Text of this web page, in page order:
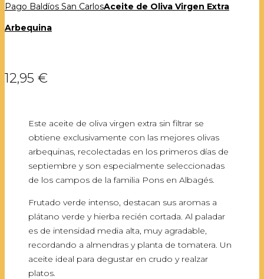
Pago Baldíos San CarlosAceite de Oliva Virgen Extra
Arbequina
12,95 €
Este aceite de oliva virgen extra sin filtrar se
obtiene exclusivamente con las mejores olivas
arbequinas, recolectadas en los primeros días de
septiembre y son especialmente seleccionadas
de los campos de la familia Pons en Albagés.
Frutado verde intenso, destacan sus aromas a
plátano verde y hierba recién cortada. Al paladar
es de intensidad media alta, muy agradable,
recordando a almendras y planta de tomatera. Un
aceite ideal para degustar en crudo y realzar
platos.